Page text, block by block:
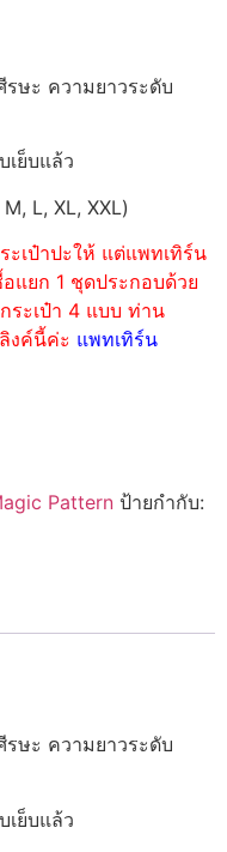
ษะ ความยาวระดับ
เย็บแล้ว
L, XL, XXL)
เป๋าปะให้ แต่แพทเทิร์น
แยก 1 ชุดประกอบด้วย
ระเป๋า 4 แบบ ท่าน
งค์นี้ค่ะ แพทเทิร์น
Pattern ป้ายกำกับ:
ษะ ความยาวระดับ
เย็บแล้ว